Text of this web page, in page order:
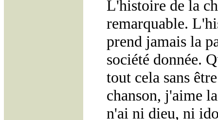
L'histoire de la
remarquable.
prend jamais la
société donnée.
tout cela sans
chanson, j'aime
n'ai ni dieu, ni